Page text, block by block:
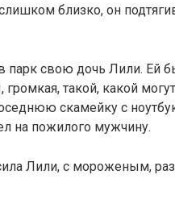
близко, он
парк свою дочь Лили. Ей
такой, какой
скамейку с
на пожилого мужчину.
Лили, с мороженым,